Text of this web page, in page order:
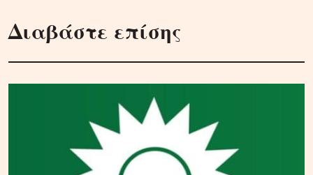
Διαβάστε επίσης